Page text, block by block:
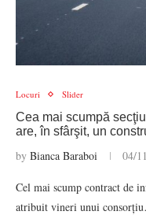
Locuri Slider
Cea mai scumpă
are, în sfârşit, un
by Bianca Baraboi 04/
Cel mai scump contract de
atribuit vineri unui